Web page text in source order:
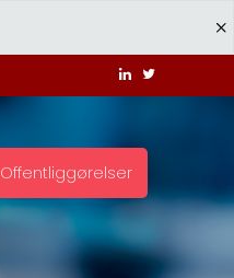
Offentliggørelser